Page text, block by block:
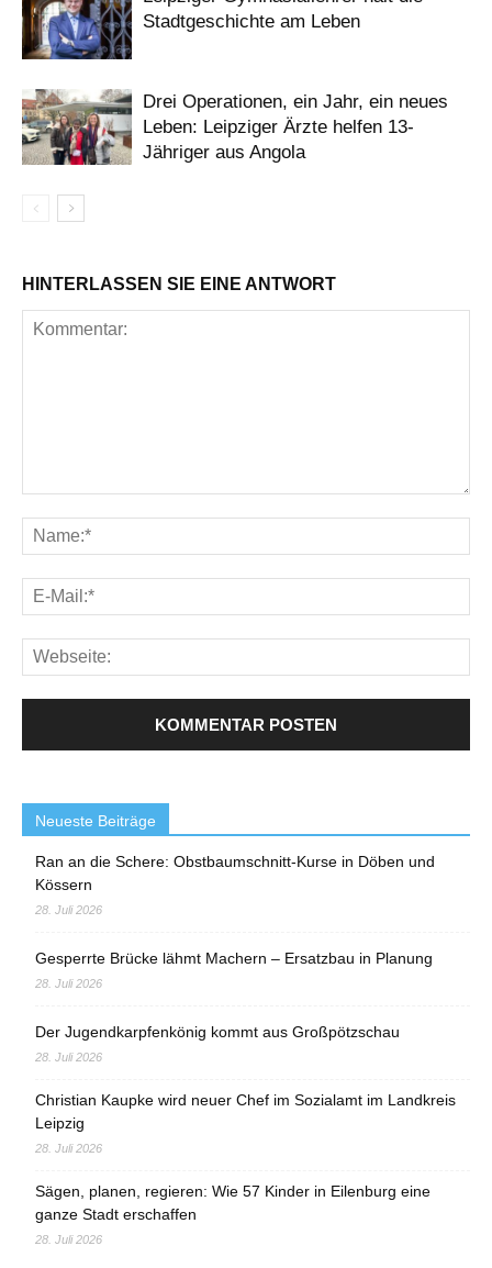
Stadtgeschichte am Leben
Drei Operationen, ein Jahr, ein neues
Leben: Leipziger Ärzte helfen 13-
Jähriger aus Angola
HINTERLASSEN SIE EINE ANTWORT
Neueste Beiträge
Ran an die Schere: Obstbaumschnitt-Kurse in Döben und
Kössern
28. Juli 2026
Gesperrte Brücke lähmt Machern – Ersatzbau in Planung
28. Juli 2026
Der Jugendkarpfenkönig kommt aus Großpötzschau
28. Juli 2026
Christian Kaupke wird neuer Chef im Sozialamt im Landkreis
Leipzig
28. Juli 2026
Sägen, planen, regieren: Wie 57 Kinder in Eilenburg eine
ganze Stadt erschaffen
28. Juli 2026